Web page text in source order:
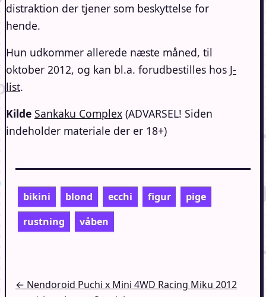
distraktion der tjener som beskyttelse for
hende.
Hun udkommer allerede næste måned, til
oktober 2012, og kan bl.a. forudbestilles hos J-
list.
Kilde Sankaku Complex (ADVARSEL! Siden
indeholder materiale der er 18+)
bikini blond ecchi figur
pige
rustning
våben
Indlægsnavigation
← Nendoroid Puchi x Mini 4WD Racing Miku 2012